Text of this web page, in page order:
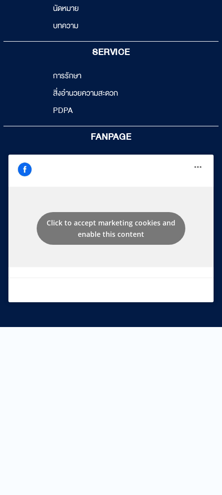
นัดหมาย
บทความ
SERVICE
การรักษา
สิ่งอำนวยความสะดวก
PDPA
FANPAGE
Click to accept marketing cookies and
enable this content